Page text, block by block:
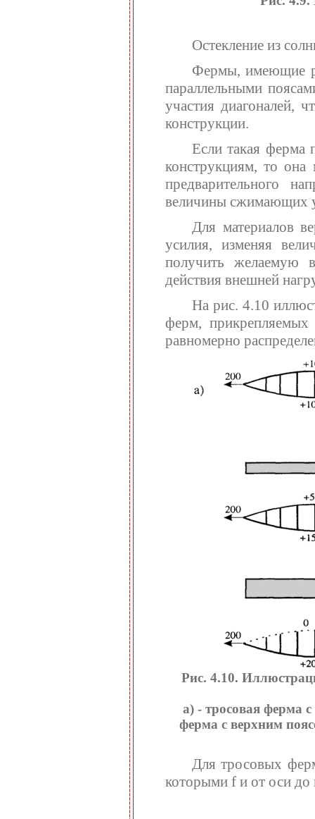
Остекление из
Фермы, имеющие
параллельными
участия диагоналей,
конструкции.
Если такая ферма
конструкциям, то
предварительного
величины сжимающих
Для материалов
усилия, изменяя
получить желаемую
действия внешней
На рис. 4.10
ферм,
равномерно
Рис. 4.10.
а) - тросовая ферма
ферма с верхним
Для тросовых
которыми f и от оси до